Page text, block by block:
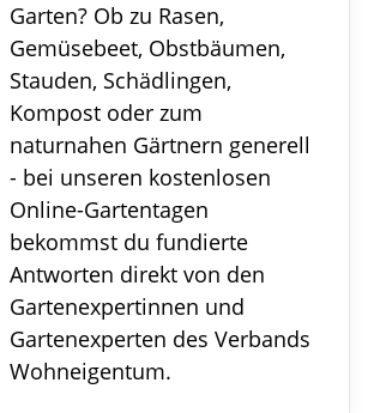
Garten? Ob zu Rasen,
Gemüsebeet, Obstbäumen,
Stauden, Schädlingen,
Kompost oder zum
naturnahen Gärtnern generell
- bei unseren kostenlosen
Online-Gartentagen
bekommst du fundierte
Antworten direkt von den
Gartenexpertinnen und
Gartenexperten des Verbands
Wohneigentum.